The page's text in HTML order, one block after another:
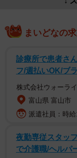
↓
まいどなの
診療所で患者さ
フ/週払いOK/ブ
株式会社ウォーラ
富山県 富山市
派遣社員：時
夜勤専従スタッ
で介護職/ヘルパ